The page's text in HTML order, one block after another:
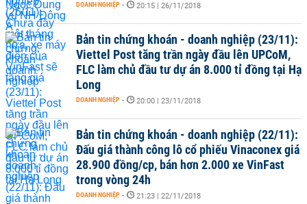
DOANH NGHIỆP - 20:15 | 26/11/2018
Bản tin chứng khoán - doanh nghiệp (23/11):
Viettel Post tăng trần ngày đầu lên UPCoM,
FLC làm chủ đầu tư dự án 8.000 tỉ đồng tại Hạ
Long
DOANH NGHIỆP - 20:00 | 23/11/2018
Bản tin chứng khoán - doanh nghiệp (22/11):
Đấu giá thành công lô cổ phiếu Vinaconex giá
28.900 đồng/cp, bán hơn 2.000 xe VinFast
trong vòng 24h
DOANH NGHIỆP - 21:23 | 22/11/2018